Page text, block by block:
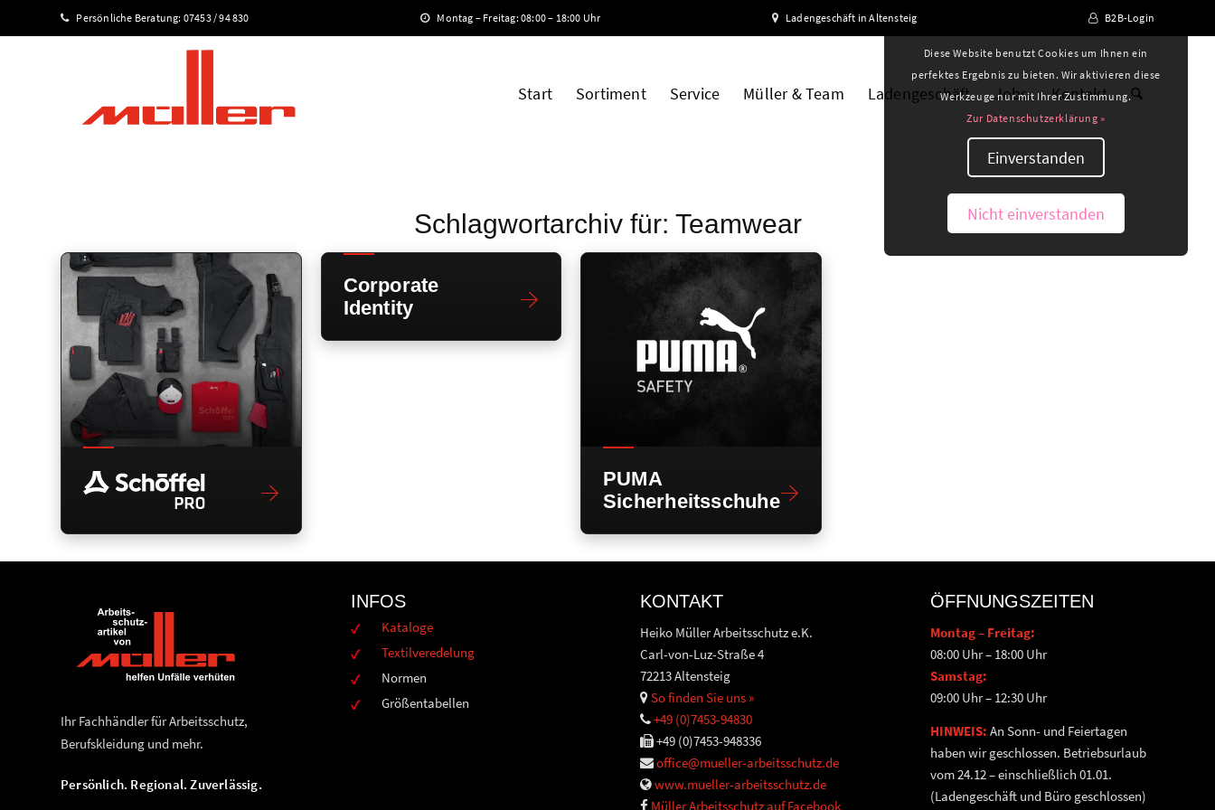
Persönliche Beratung: 07453 / 94 830 Montag – Freitag: 08:00 – 18:00 Uhr Ladengeschäft in Altensteig B2B-Login
Start Sortiment Service Müller & Team Ladengeschäft Jobs Kontakt
Schlagwortarchiv für: Teamwear
Corporate
Identity
PUMA
Sicherheitsschuhe
Ihr Fachhändler für Arbeitsschutz,
Berufskleidung und mehr.
Persönlich. Regional. Zuverlässig.
INFOS
Kataloge
Textilveredelung
Normen
Größentabellen
KONTAKT
Heiko Müller Arbeitsschutz e.K.
Carl-von-Luz-Straße 4
72213 Altensteig
So finden Sie uns »
+49 (0)7453-94830
+49 (0)7453-948336
office@mueller-arbeitsschutz.de
www.mueller-arbeitsschutz.de
Müller Arbeitsschutz auf Facebook
ÖFFNUNGSZEITEN
Montag – Freitag:
08:00 Uhr – 18:00 Uhr
Samstag:
09:00 Uhr – 12:30 Uhr
HINWEIS: An Sonn- und Feiertagen
haben wir geschlossen. Betriebsurlaub
vom 24.12 – einschließlich 01.01.
(Ladengeschäft und Büro geschlossen)
Diese Website benutzt Cookies um Ihnen ein
perfektes Ergebnis zu bieten. Wir aktivieren diese
Werkzeuge nur mit Ihrer Zustimmung.
Zur Datenschutzerklärung »
Einverstanden
Nicht einverstanden